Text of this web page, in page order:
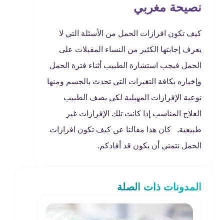
نصيحة مغربي
كيف تكون افرازات الحمل من الأسئلة التي لا
يعرف إجابتها الكثير من النساء المقبلات على
الحمل فيجب استشارة الطبيب أثناء فترة الحمل
وإخباره بكافة التغيرات التي تحدث بالجسم ومنها
نوعية الإفرازات المهبلية لكي يصف الطبيب
العلاج المناسب إذا كانت تلك الإفرازات غير
طبيعية. كان هذا مقالنا عن كيف تكون افرازات
الحمل نتمني أن يكون قد أفادكم.
المدونات ذات الصلة